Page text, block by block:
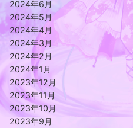
2024年6月
2024年5月
2024年4月
2024年3月
2024年2月
2024年1月
2023年12月
2023年11月
2023年10月
2023年9月